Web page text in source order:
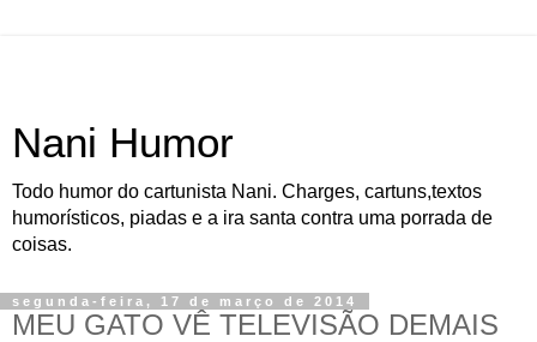
Nani Humor
Todo humor do cartunista Nani. Charges, cartuns,textos
humorísticos, piadas e a ira santa contra uma porrada de
coisas.
segunda-feira, 17 de março de 2014
MEU GATO VÊ TELEVISÃO DEMAIS